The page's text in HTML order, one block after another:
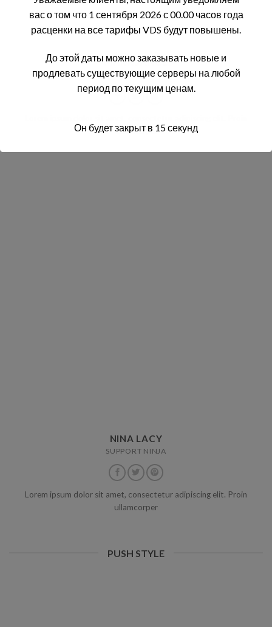
MARK JANCE
CTO / DEVELOPER
ullamcorper
NINA LACY
SUPPORT NINJA
Lorem ipsum dolor sit amet, consectetur adipiscing elit. Proin
ullamcorper
PUSH STYLE
вас о том что 1 сентября 2026 с 00.00 часов года
расценки на все тарифы VDS будут повышены.
До этой даты можно заказывать новые и
продлевать существующие серверы на любой
период по текущим ценам.
Он будет закрыт в 14секунд